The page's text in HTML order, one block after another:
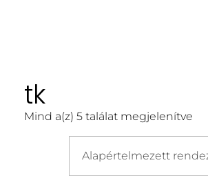
tk
Mind a(z) 5 találat megjelenítve